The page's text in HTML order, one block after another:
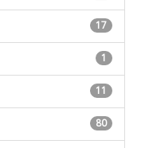
17
1
11
80